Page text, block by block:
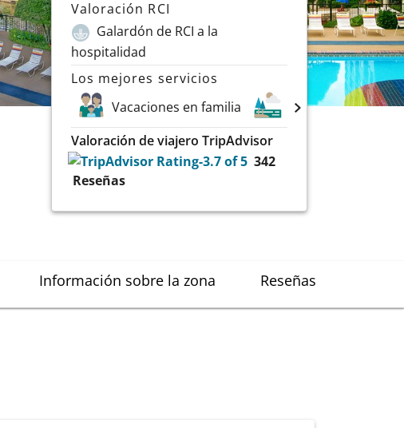
Valoración RCI
Galardón de RCI a la
hospitalidad
Los mejores servicios
Vacaciones en familia
Lagos
Valoración de viajero TripAdvisor
342
Reseñas
Información sobre la zona Reseñas